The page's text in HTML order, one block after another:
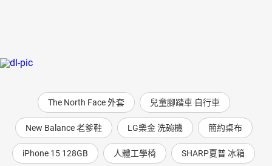
The North Face 外套 兒童腳踏車 自行車
New Balance 老爹鞋 LG樂金 洗碗機 簡約桌布
iPhone 15 128GB 人體工學椅 SHARP夏普 冰箱